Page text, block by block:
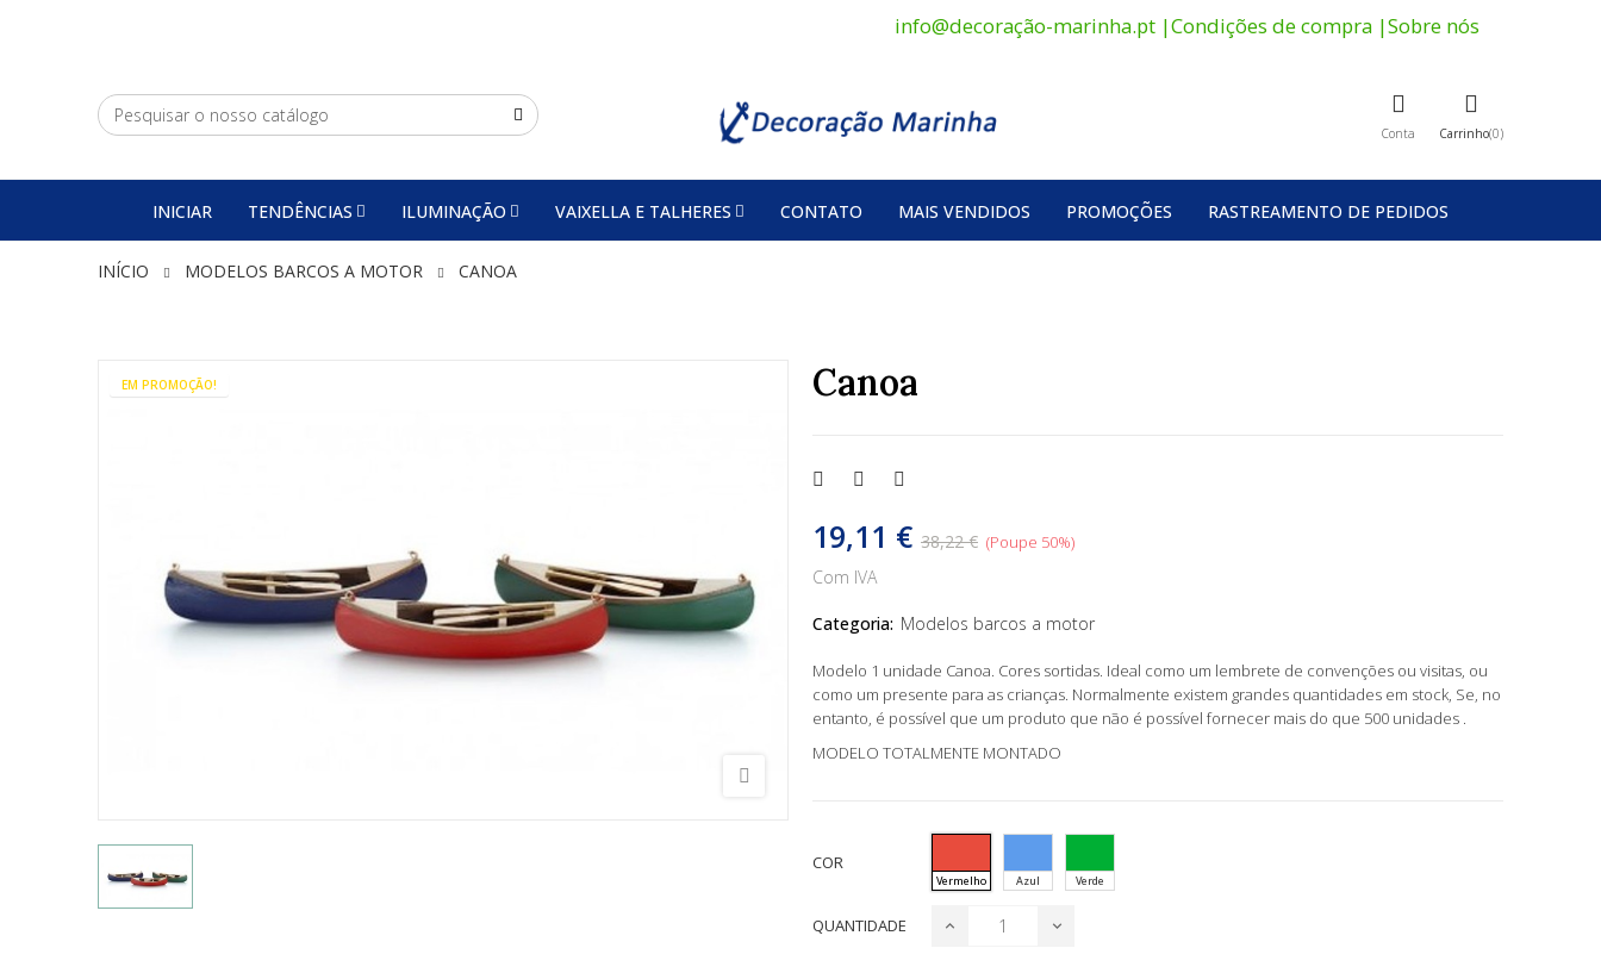
info@decoração-marinha.pt |Condições de compra |Sobre nós
Conta Carrinho 0
INICIAR TENDÊNCIAS ILUMINAÇÃO VAIXELLA E TALHERES CONTATO MAIS VENDIDOS PROMOÇÕES RASTREAMENTO DE PEDIDOS
INÍCIO MODELOS BARCOS A MOTOR CANOA
EM PROMOÇÃO! Canoa
19,11 € 38,22 € Poupe 50%
Com IVA
Categoria: Modelos barcos a motor
Modelo 1 unidade Canoa. Cores sortidas. Ideal como um lembrete de convenções ou visitas, ou
como um presente para as crianças. Normalmente existem grandes quantidades em stock, Se, no
entanto, é possível que um produto que não é possível fornecer mais do que 500 unidades .
MODELO TOTALMENTE MONTADO
COR
Vermelho Azul Verde
QUANTIDADE